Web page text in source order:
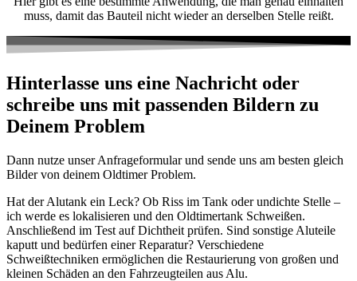
muss, damit das Bauteil nicht wieder an derselben Stelle reißt.
Hinterlasse uns eine Nachricht oder
schreibe uns mit passenden Bildern zu
Deinem Problem
Dann nutze unser Anfrageformular und sende uns am besten gleich
Bilder von deinem Oldtimer Problem.
Hat der Alutank ein Leck? Ob Riss im Tank oder undichte Stelle –
ich werde es lokalisieren und den Oldtimertank Schweißen.
Anschließend im Test auf Dichtheit prüfen. Sind sonstige Aluteile
kaputt und bedürfen einer Reparatur? Verschiedene
Schweißtechniken ermöglichen die Restaurierung von großen und
kleinen Schäden an den Fahrzeugteilen aus Alu.